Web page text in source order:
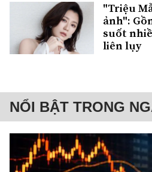
"Triệu
ảnh":
suốt
liên lụy
NỔI BẬT TRONG